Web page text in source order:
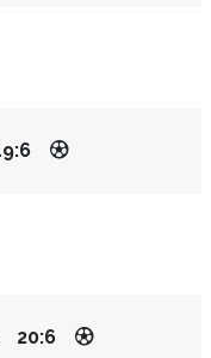
20:6